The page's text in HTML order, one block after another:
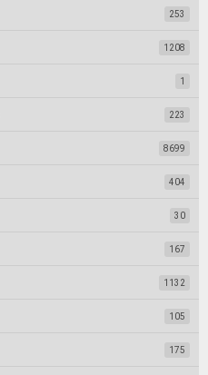
253
1208
1
223
8699
404
30
167
1132
105
175